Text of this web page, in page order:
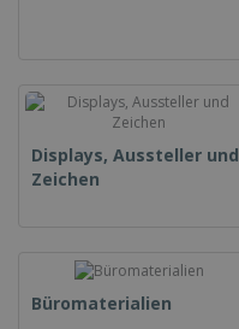
Displays, Aussteller und
Zeichen
Büromaterialien